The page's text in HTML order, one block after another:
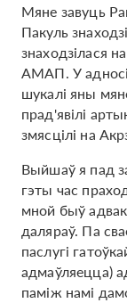
Мяне завуць
Пакуль
знаходзілася
АМАП. У
шукалі яны
прад'явілі
змясцілі на
Выйшаў я пад
гэты час
мной быў
даляраў. Па
паслугі
адмаўляецца)
паміж намі